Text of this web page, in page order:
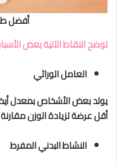
أفضل
توضح النقاط الآتية بعض
العامل الوراثي
يولد بعض الأشخاص بمعدل
أقل عرضة لزيادة الوزن
النشاط البدني المفرط